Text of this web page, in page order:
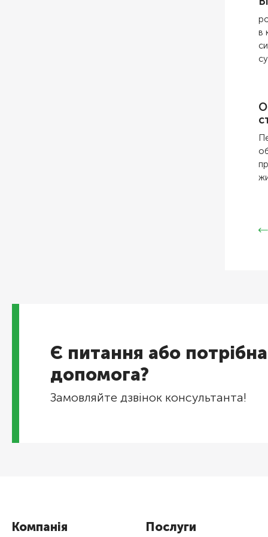
в
Є питання або потрібна
допомога?
Замовляйте дзвінок консультанта!
Компанія Послуги